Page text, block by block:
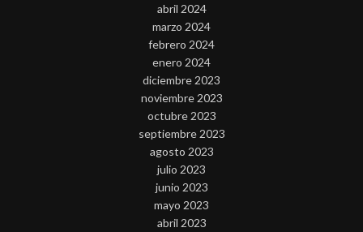
abril 2024
marzo 2024
febrero 2024
enero 2024
diciembre 2023
noviembre 2023
octubre 2023
septiembre 2023
agosto 2023
julio 2023
junio 2023
mayo 2023
abril 2023